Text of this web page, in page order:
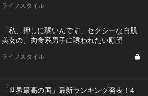
ライフスタイル
「私、押しに弱いんです」セクシーな白肌
美女の、肉食系男子に誘われたい願望
ライフスタイル
「世界最高の国」最新ランキング発表！4